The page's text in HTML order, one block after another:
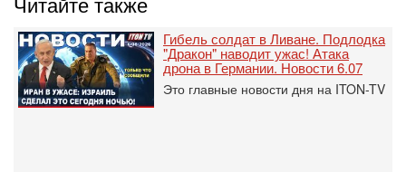
Гибель солдат в Ливане. Подлодка
"Дракон" наводит ужас! Атака
дрона в Германии. Новости 6.07
Это главные новости дня на ITON-TV